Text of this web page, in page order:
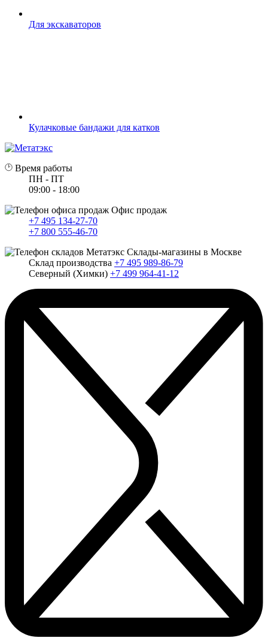
Для экскаваторов
Кулачковые бандажи для катков
Время работы
ПН - ПТ
09:00 - 18:00
Офис продаж
+7 495 134-27-70
+7 800 555-46-70
Склады-магазины в Москве
Склад производства +7 495 989-86-79
Северный (Химки) +7 499 964-41-12